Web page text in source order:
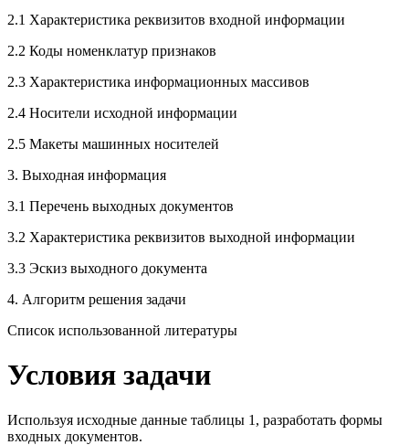
2.1 Характеристика реквизитов входной информации
2.2 Коды номенклатур признаков
2.3 Характеристика информационных массивов
2.4 Носители исходной информации
2.5 Макеты машинных носителей
3. Выходная информация
3.1 Перечень выходных документов
3.2 Характеристика реквизитов выходной информации
3.3 Эскиз выходного документа
4. Алгоритм решения задачи
Список использованной литературы
Условия задачи
Используя исходные данные таблицы 1, разработать формы
входных документов.